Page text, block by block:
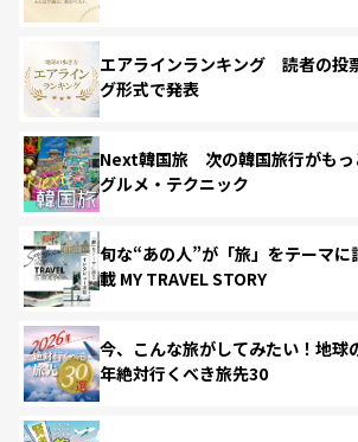
エアラインランキング 読者の投
グ形式で発表
Next韓国旅 次の韓国旅行がもっ
グルメ・テクニック
旬な“あの人”が「旅」をテーマに
載 MY TRAVEL STORY
今、こんな旅がしてみたい！地球
年絶対行くべき旅先30